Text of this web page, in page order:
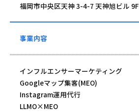
福岡市中央区天神 3-4-7 天神旭ビル 9F
事業内容
インフルエンサーマーケティング
Googleマップ集客(MEO)
Instagram運用代行
LLMO×MEO